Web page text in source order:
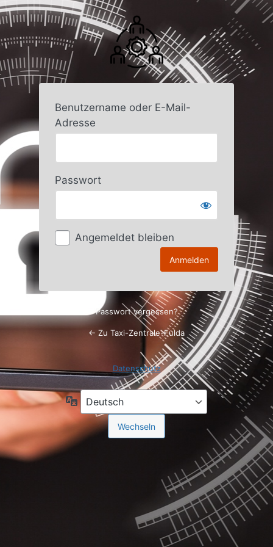
Anmelden
Benutzername oder E-Mail-
Adresse
Passwort
Angemeldet bleiben
Passwort vergessen?
← Zu Taxi-Zentrale-Fulda
Datenschutz
Sprache